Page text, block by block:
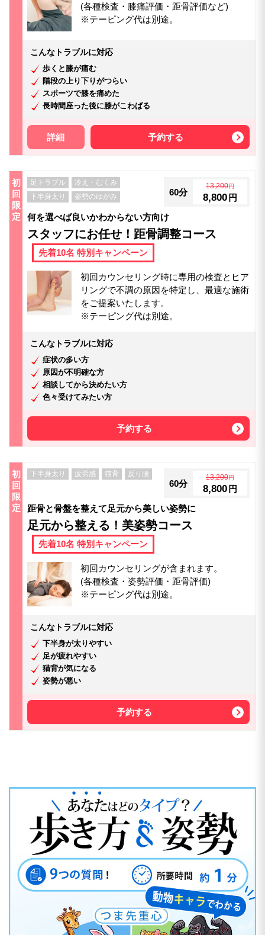
(各種検査・膝痛評価・距骨評価など)
※テーピング代は別途。
こんなトラブルに対応
歩くと膝が痛む
階段の上り下りがつらい
スポーツで膝を痛めた
長時間座った後に膝がこわばる
詳細 予約する
初
回
限
定
足トラブル
冷え・むくみ
下半身太り
姿勢のゆがみ 60分
13,200円
8,800 円
何を選べば良いかわからない方向け
スタッフにお任せ！距骨調整コース
先着10名 特別キャンペーン
初回カウンセリング時に専用の検査とヒア
リングで不調の原因を特定し、最適な施術
をご提案いたします。
※テーピング代は別途。
こんなトラブルに対応
症状の多い方
原因が不明確な方
相談してから決めたい方
色々受けてみたい方
予約する
初
回
限
定
下半身太り 疲労感 猫背 反り腰
60分
13,200円
8,800 円
距骨と骨盤を整えて足元から美しい姿勢に
足元から整える！美姿勢コース
先着10名 特別キャンペーン
初回カウンセリングが含まれます。
(各種検査・姿勢評価・距骨評価)
※テーピング代は別途。
こんなトラブルに対応
下半身が太りやすい
足が疲れやすい
猫背が気になる
姿勢が悪い
予約する